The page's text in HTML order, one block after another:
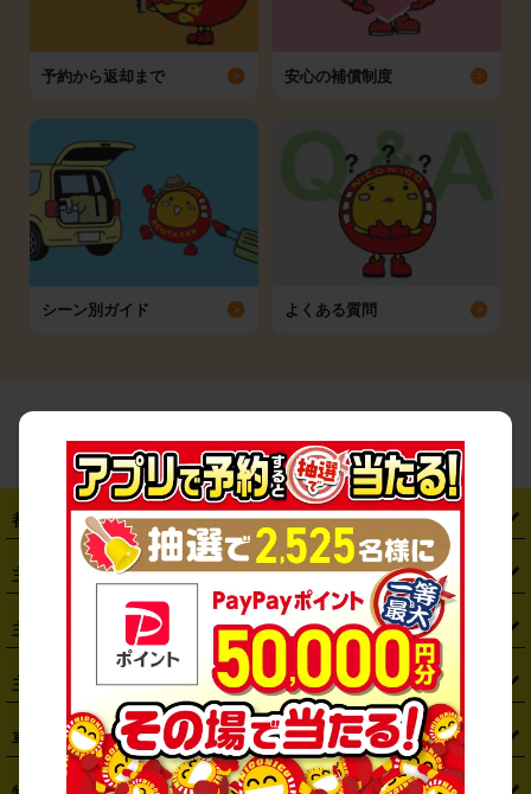
予約から返却まで 安心の補償制度
シーン別ガイド よくある質問
都道府県から探す
・ 北海道 ・青森県 ・岩手県 ・宮城県 ・秋田県 ・山形県
東京都 神奈川県 ・埼玉県 ・ 千葉県 ・茨城県
・ 群馬県 山梨県 ・愛知県 ・静岡県 ・岐阜県
・ ・新潟県 ・富山県 ・石川県 ・福井県 ・大阪府
兵庫県 ・京都府 ・滋賀県 ・和歌山県 ・奈良県 ・三重県
鳥取県 ・島根県 ・岡山県 ・広島県 ・山口県 ・徳島県
主要駅から探す
・ 仙台駅 池袋駅 渋谷駅 ・東京駅
川崎駅 ・ 大宮駅 ・名古屋駅
・ 難波駅 ・三宮駅 ・京都駅 ・広島駅 ・博多駅
・ 熊本駅 ・那覇空港駅
主要空港から探す
・ ・仙台空港
成田空港 ・羽田空港
・ 中部国際空港セントレア ・関西国際空港
主要都市から探す
札幌市 ・仙台市
千葉市 ・さいたま市
車種から探す
軽自動車 ・コンパクトカー ・ステーションワゴン・セダン